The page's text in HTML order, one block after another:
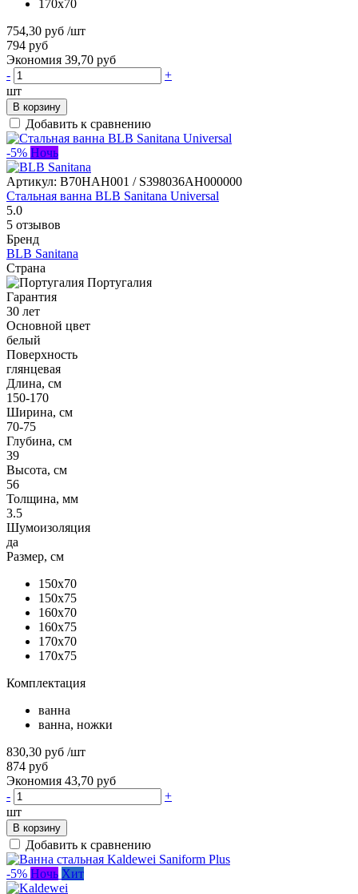
170x70
754,30 руб /шт
794 руб
Экономия 39,70 руб
-
+
шт
В корзину
Добавить к сравнению
-5% Ночь
Артикул: B70HAH001 / S398036AH000000
Стальная ванна BLB Sanitana Universal
5.0
5 отзывов
Бренд
BLB Sanitana
Страна
Португалия
Гарантия
30 лет
Основной цвет
белый
Поверхность
глянцевая
Длина, см
150-170
Ширина, см
70-75
Глубина, см
39
Высота, см
56
Толщина, мм
3.5
Шумоизоляция
да
Размер, см
150x70
150x75
160x70
160x75
170x70
170x75
Комплектация
ванна
ванна, ножки
830,30 руб /шт
874 руб
Экономия 43,70 руб
-
+
шт
В корзину
Добавить к сравнению
-5% Ночь Хит